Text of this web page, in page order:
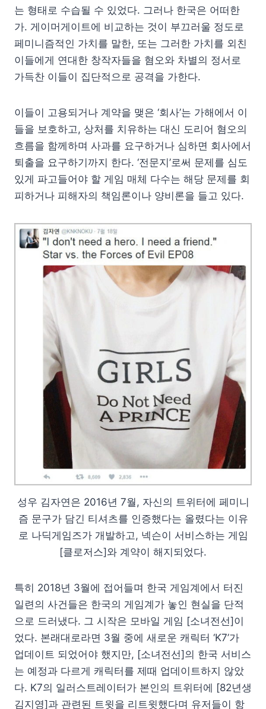
는 형태로 수습될 수 있었다. 그러나 한국은 어떠한
가. 게이머게이트에 비교하는 것이 부끄러울 정도로
페미니즘적인 가치를 말한, 또는 그러한 가치를 외친
이들에게 연대한 창작자들을 혐오와 차별의 정서로
가득찬 이들이 집단적으로 공격을 가한다.
이들이 고용되거나 계약을 맺은 ‘회사’는 가해에서 이
들을 보호하고, 상처를 치유하는 대신 도리어 혐오의
흐름을 함께하며 사과를 요구하거나 심하면 회사에서
퇴출을 요구하기까지 한다. ‘전문지’로써 문제를 심도
있게 파고들어야 할 게임 매체 다수는 해당 문제를 회
피하거나 피해자의 책임론이나 양비론을 들고 있다.
성우 김자연은 2016년 7월, 자신의 트위터에 페미니
즘 문구가 담긴 티셔츠를 인증했다는 올렸다는 이유
로 나딕게임즈가 개발하고, 넥슨이 서비스하는 게임
[클로저스]와 계약이 해지되었다.
특히 2018년 3월에 접어들며 한국 게임계에서 터진
일련의 사건들은 한국의 게임계가 놓인 현실을 단적
으로 드러냈다. 그 시작은 모바일 게임 [소녀전선]이
었다. 본래대로라면 3월 중에 새로운 캐릭터 ‘K7’가
업데이트 되었어야 했지만, [소녀전선]의 한국 서비스
는 예정과 다르게 캐릭터를 제때 업데이트하지 않았
다. K7의 일러스트레이터가 본인의 트위터에 [82년생
김지영]과 관련된 트윗을 리트윗했다며 유저들이 항